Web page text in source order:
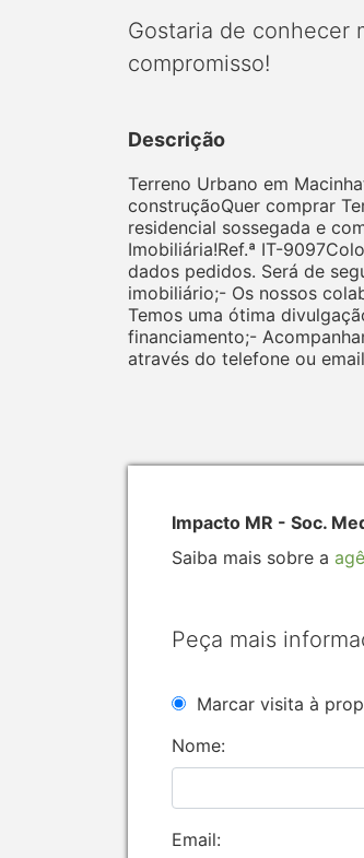
Gostaria de conhecer
compromisso!
Descrição
Terreno Urbano em
construçãoQuer comprar
residencial sossegada e
Imobiliária!Ref.ª IT-
dados pedidos. Será de
imobiliário;- Os nossos
Temos uma ótima
financiamento;-
através do telefone ou
Impacto MR - Soc.
Saiba mais sobre a
Peça mais
Marcar visita à
Nome:
Email: